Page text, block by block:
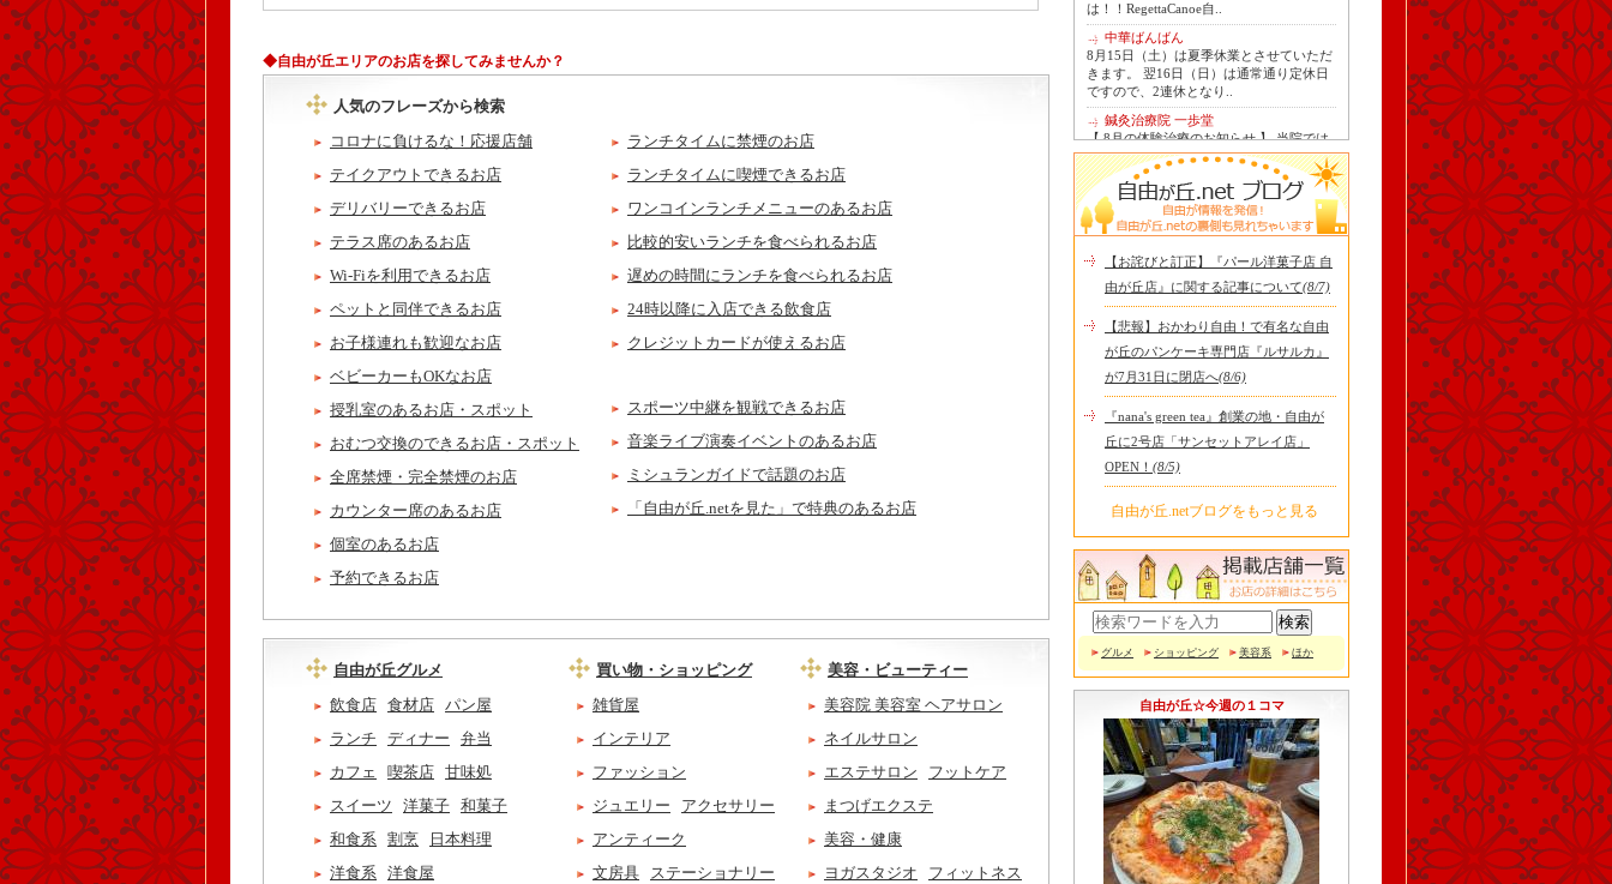
◆自由が丘エリアのお店を探してみませんか？
人気のフレーズから検索
コロナに負けるな！応援店舗
テイクアウトできるお店
デリバリーできるお店
テラス席のあるお店
Wi-Fiを利用できるお店
ペットと同伴できるお店
お子様連れも歓迎なお店
ベビーカーもOKなお店
授乳室のあるお店・スポット
おむつ交換のできるお店・スポット
全席禁煙・完全禁煙のお店
カウンター席のあるお店
個室のあるお店
予約できるお店
ランチタイムに禁煙のお店
ランチタイムに喫煙できるお店
ワンコインランチメニューのあるお店
比較的安いランチを食べられるお店
遅めの時間にランチを食べられるお店
24時以降に入店できる飲食店
クレジットカードが使えるお店
スポーツ中継を観戦できるお店
音楽ライブ演奏イベントのあるお店
ミシュランガイドで話題のお店
「自由が丘.netを見た」で特典のあるお店
自由が丘グルメ
飲食店 食材店 パン屋
ランチ
ディナー
弁当
カフェ
喫茶店 甘味処
スイーツ
洋菓子 和菓子
和食系 割烹
日本料理
洋食系 洋食屋
買い物・ショッピング
雑貨屋
インテリア
ファッション
ジュエリー
アクセサリー
アンティーク
文房具
ステーショナリー
美容・ビューティー
美容院 美容室 ヘアサロン
ネイルサロン
エステサロン
フットケア
まつげエクステ
美容・健康
ヨガスタジオ
フィットネス
は！！RegettaCanoe自..
中華ばんばん
8月15日（土）は夏季休業とさせていただ
きます。 翌16日（日）は通常通り定休日
ですので、2連休となり..
鍼灸治療院 一歩堂
【 8月の体験治療のお知らせ 】 当院では
毎月第1月曜日を体験dayとし、当院の施
術をお得に体験し..
Le Monde Gourmand
今年も南アルプス @sachiblueberryfarm か
ら美味しいブルーベリーが😋
https://www.instagram.com/sachi..
tomoru
土曜日限定ランチセット(12:00〜15:00)は
じまりました！※数量限定その日のおす
cheese & booze ost
【 平日限定ランチメニュー 】 ワンプレー
色々付くようにな..
京都九条ねぎ焼き専門店 ねぎ家 -時代
家 旬-
【ランチ限定】鉄板炙りホルモン丼🔥本
日も大人気！香ばしく炙った新鮮ホルモ
ンに、濃厚な京都味噌だれ..
冷え性改善協会 ICITO
【 よもぎ蒸しやリラクゼーション専門の
顧問契約 】 冷え性改善協会は、小規模の
エステサロン、リ..
【お詫びと訂正】『パール洋菓子店 自
由が丘店』に関する記事について(8/7)
【悲報】おかわり自由！で有名な自由
が丘のパンケーキ専門店『ルサルカ』
が7月31日に閉店へ(8/6)
『nana's green tea』創業の地・自由が
丘に2号店「サンセットアレイ店」
OPEN！ (8/5)
自由が丘.netブログをもっと見る
グルメ ショッピング 美容系 ほか
自由が丘☆今週の１コマ